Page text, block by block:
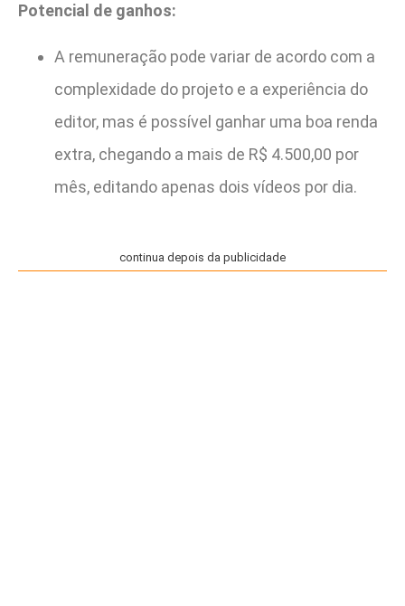
Potencial de ganhos:
A remuneração pode variar de acordo com a
complexidade do projeto e a experiência do
editor, mas é possível ganhar uma boa renda
extra, chegando a mais de R$ 4.500,00 por
mês, editando apenas dois vídeos por dia.
continua depois da publicidade